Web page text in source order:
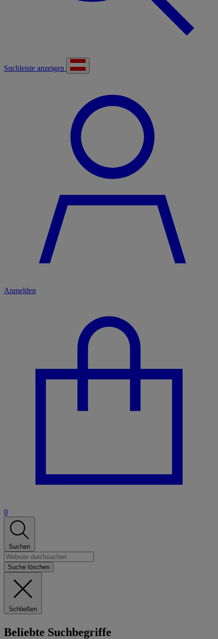
Suchleiste anzeigen
Anmelden
0
Suchen
Suche löschen
Schließen
Beliebte Suchbegriffe